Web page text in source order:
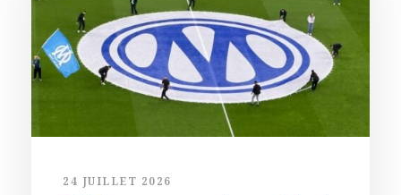
24 JUILLET 2026